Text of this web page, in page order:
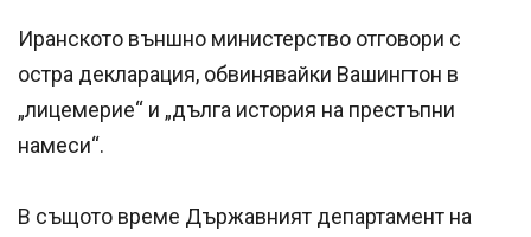
Иранското външно министерство отговори с
остра декларация, обвинявайки Вашингтон в
„лицемерие“ и „дълга история на престъпни
намеси“.
В същото време Държавният департамент на